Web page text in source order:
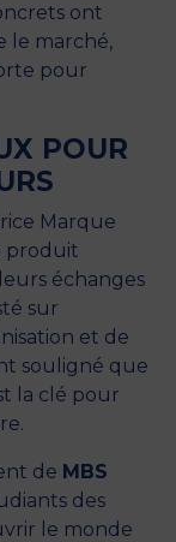
ont
le marché,
pour
POUR
Marque
produit
échanges
sur
et de
souligné que
la clé pour
de MBS
des
le monde